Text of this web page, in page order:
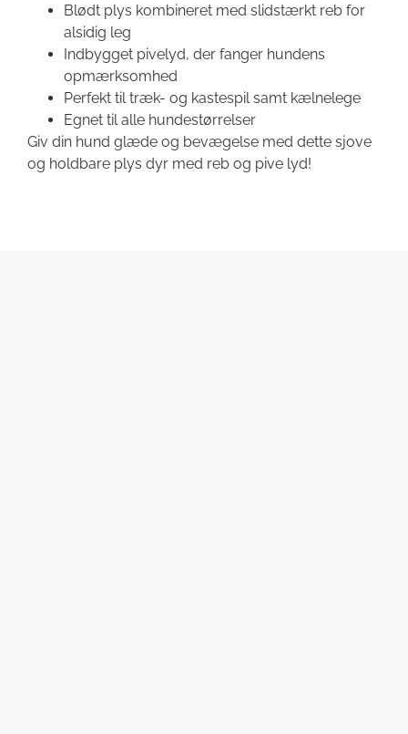
Blødt plys kombineret med slidstærkt reb for
alsidig leg
Indbygget pivelyd, der fanger hundens
opmærksomhed
Perfekt til træk- og kastespil samt kælnelege
Egnet til alle hundestørrelser
Giv din hund glæde og bevægelse med dette sjove
og holdbare plys dyr med reb og pive lyd!